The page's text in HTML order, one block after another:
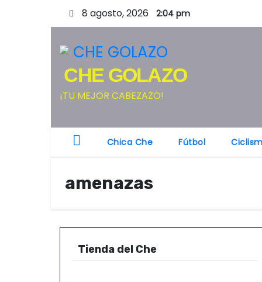
a
8 agosto, 2026 2:04 pm
CHE GOLAZO
¡TU MEJOR CABEZAZO!
Chica Che Fútbol
amenazas
Tienda del Che